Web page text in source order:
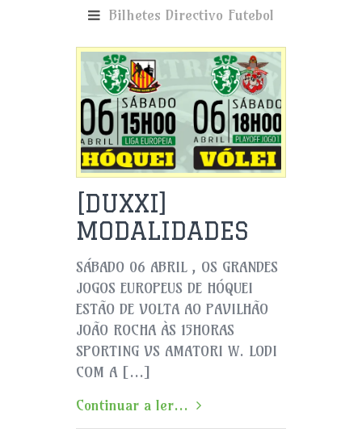
Bilhetes Directivo Futebol
[DUXXI]
MODALIDADES
SÁBADO 06 ABRIL , OS GRANDES
JOGOS EUROPEUS DE HÓQUEI
ESTÃO DE VOLTA AO PAVILHÃO
JOÃO ROCHA ÀS 15HORAS
SPORTING VS AMATORI W. LODI
COM A […]
Continuar a ler...